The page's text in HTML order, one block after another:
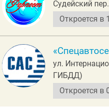
Судейский
Откроется в
ул.
ГИБДД)
Откроется в